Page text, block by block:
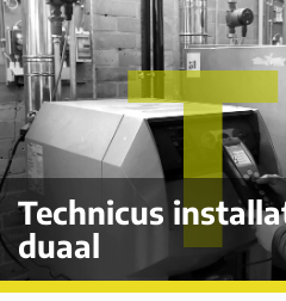
Technicus
duaal